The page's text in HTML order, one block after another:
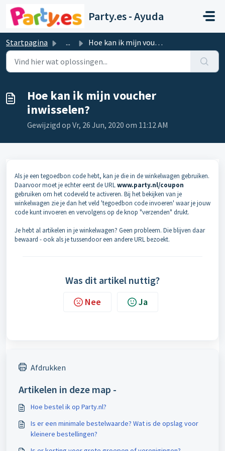
Doorgaan naar hoofdinhoud
Party.es - Ayuda
Startpagina ... Hoe kan ik mijn voucher inwisselen?
Hoe kan ik mijn voucher
inwisselen?
Gewijzigd op Vr, 26 Jun, 2020 om 11:12 AM
Als je een tegoedbon code hebt, kan je die in de winkelwagen gebruiken.
Daarvoor moet je echter eerst de URLwww.party.nl/coupon
gebruiken om het codeveld te activeren. Bij het bekijken van je
winkelwagen zie je dan het veld 'tegoedbon code invoeren' waar je jouw
code kunt invoeren en vervolgens op de knop "verzenden" drukt.
Je hebt al artikelen in je winkelwagen? Geen probleem. Die blijven daar
bewaard - ook als je tussendoor een andere URL bezoekt.
Was dit artikel nuttig?
Nee Ja
Afdrukken
Artikelen in deze map -
Hoe bestel ik op Party.nl?
Is er een minimale bestelwaarde? Wat is de opslag voor
kleinere bestellingen?